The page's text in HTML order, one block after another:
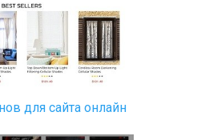
для сайта онлайн